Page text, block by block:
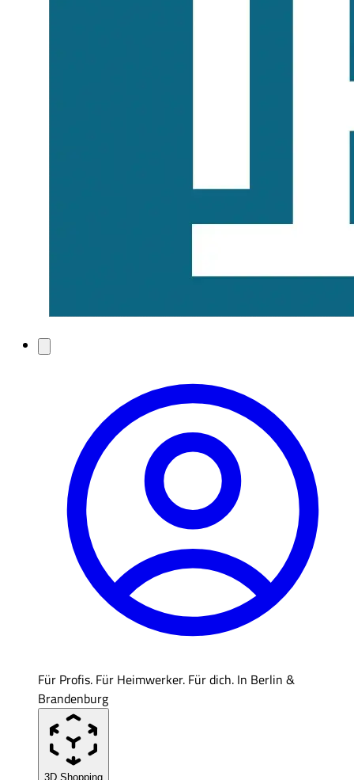
Für Profis. Für Heimwerker. Für dich. In Berlin &
Brandenburg
3D Shopping